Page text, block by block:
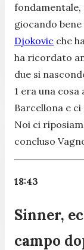
fondamentale,
giocando
Djokovic che
ha ricordato
due si
1 era una
Barcellona e
Noi ci
concluso
18:43
Sinner,
campo